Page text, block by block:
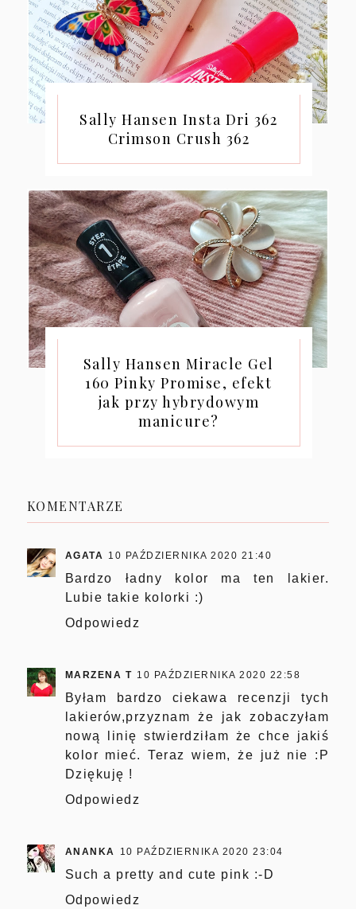
Sally Hansen Insta Dri 362
Crimson Crush 362
Sally Hansen Miracle Gel
160 Pinky Promise, efekt
jak przy hybrydowym
manicure?
KOMENTARZE
AGATA 10 PAŹDZIERNIKA 2020 21:40
Bardzo ładny kolor ma ten lakier.
Lubie takie kolorki :)
Odpowiedz
MARZENA T 10 PAŹDZIERNIKA 2020 22:58
Byłam bardzo ciekawa recenzji tych
lakierów,przyznam że jak zobaczyłam
nową linię stwierdziłam że chce jakiś
kolor mieć. Teraz wiem, że już nie :P
Dziękuję !
Odpowiedz
ANANKA 10 PAŹDZIERNIKA 2020 23:04
Such a pretty and cute pink :-D
Odpowiedz